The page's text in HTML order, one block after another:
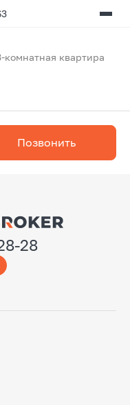
комнатная квартира
Позвонить
28